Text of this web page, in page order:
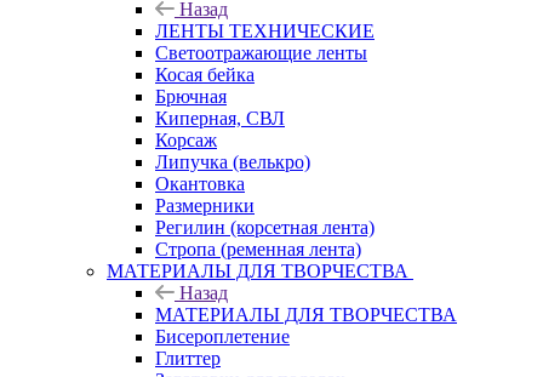
Назад
ЛЕНТЫ ТЕХНИЧЕСКИЕ
Светоотражающие ленты
Косая бейка
Брючная
Киперная, СВЛ
Корсаж
Липучка (велькро)
Окантовка
Размерники
Регилин (корсетная лента)
Стропа (ременная лента)
МАТЕРИАЛЫ ДЛЯ ТВОРЧЕСТВА
Назад
МАТЕРИАЛЫ ДЛЯ ТВОРЧЕСТВА
Бисероплетение
Глиттер